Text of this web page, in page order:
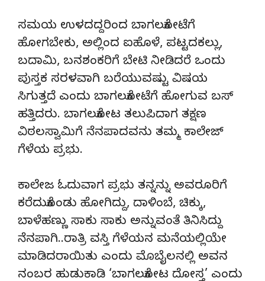
ಸಮಯ ಉಳದದ್ದರಿಂದ ಬಾಗಲಕೋಟೆಗೆ
ಹೋಗಬೇಕು, ಅಲ್ಲಿಂದ ಐಹೊಳೆ, ಪಟ್ಟದಕಲ್ಲು,
ಬದಾಮಿ, ಬನಶಂಕರಿಗೆ ಬೇಟಿ ನೀಡಿದರೆ ಒಂದು
ಪುಸ್ತಕ ಸರಳವಾಗಿ ಬರೆಯುವಷ್ಟು ವಿಷಯ
ಸಿಗುತ್ತದೆ ಎಂದು ಬಾಗಲಕೋಟೆಗೆ ಹೋಗುವ ಬಸ್
ಹತ್ತಿದರು. ಬಾಗಲಕೋಟ ತಲುಪಿದಾಗ ತಕ್ಷಣ
ವಿಠಲಸ್ವಾಮಿಗೆ ನೆನಪಾದವನು ತಮ್ಮ ಕಾಲೇಜ್
ಗೆಳೆಯ ಪ್ರಭು.
ಕಾಲೇಜ ಓದುವಾಗ ಪ್ರಭು ತನ್ನನ್ನು ಅವರೂರಿಗೆ
ಕರೆದುಕೊಂಡು ಹೋಗಿದ್ದು, ದಾಳಿಂಬೆ, ಚಿಕ್ಕು,
ಬಾಳೆಹಣ್ಣು ಸಾಕು ಸಾಕು ಅನ್ನುವಂತೆ ತಿನಿಸಿದ್ದು
ನೆನಪಾಗಿ..ರಾತ್ರಿ ವಸ್ತಿ ಗೆಳೆಯನ ಮನೆಯಲ್ಲಿಯೇ
ಮಾಡಿದರಾಯಿತು ಎಂದು ಮೊಬೈಲನಲ್ಲಿ ಅವನ
ನಂಬರ ಹುಡುಕಾಡಿ ‘ಬಾಗಲಕೋಟ ದೋಸ್ತ’ ಎಂದು